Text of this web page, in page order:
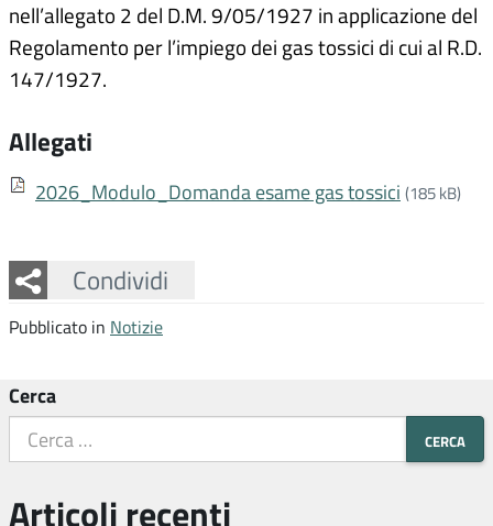
nell’allegato 2 del D.M. 9/05/1927 in applicazione del
Regolamento per l’impiego dei gas tossici di cui al R.D.
147/1927.
Allegati
2026_Modulo_Domanda esame gas tossici (185 kB)
Condividi
Facebook
Twitter
Whatsapp
Pubblicato in Notizie
Cerca
Articoli recenti